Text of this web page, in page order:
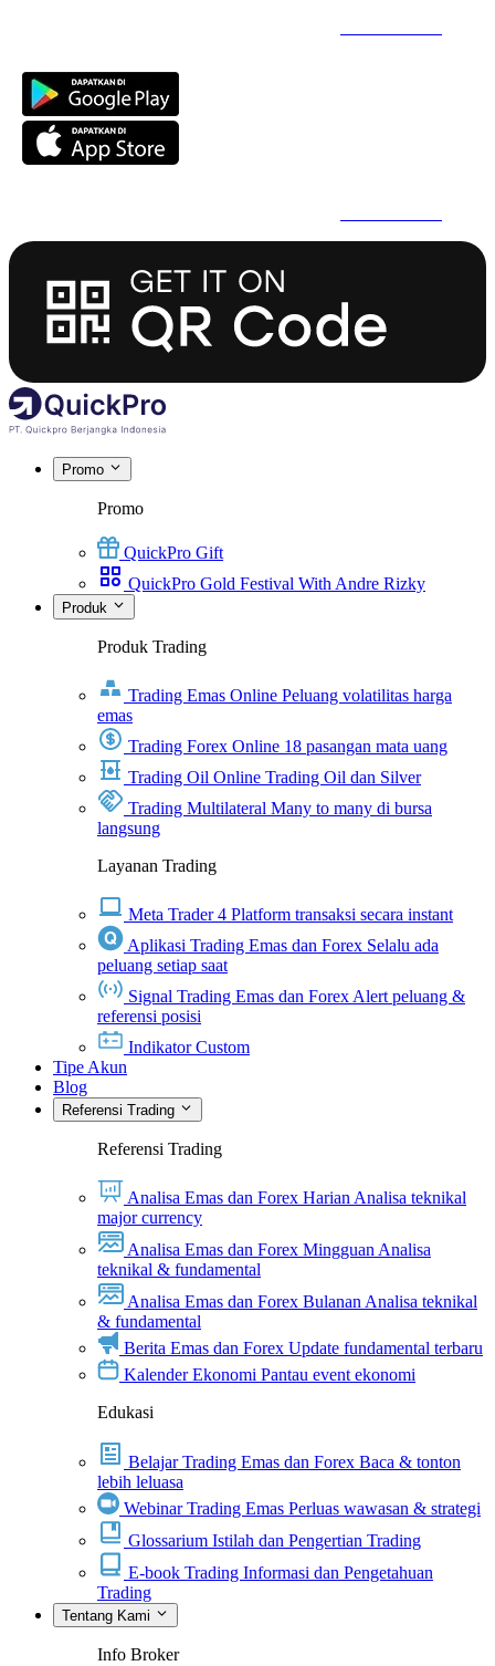
Promo
Promo
QuickPro Gift
QuickPro Gold Festival With Andre Rizky
Produk
Produk Trading
Trading Emas Online Peluang volatilitas harga
emas
Trading Forex Online 18 pasangan mata uang
Trading Oil Online Trading Oil dan Silver
Trading Multilateral Many to many di bursa
langsung
Layanan Trading
Meta Trader 4 Platform transaksi secara instant
Aplikasi Trading Emas dan Forex Selalu ada
peluang setiap saat
Signal Trading Emas dan Forex Alert peluang &
referensi posisi
Indikator Custom
Tipe Akun
Blog
Referensi Trading
Referensi Trading
Analisa Emas dan Forex Harian Analisa teknikal
major currency
Analisa Emas dan Forex Mingguan Analisa
teknikal & fundamental
Analisa Emas dan Forex Bulanan Analisa teknikal
& fundamental
Berita Emas dan Forex Update fundamental terbaru
Kalender Ekonomi Pantau event ekonomi
Edukasi
Belajar Trading Emas dan Forex Baca & tonton
lebih leluasa
Webinar Trading Emas Perluas wawasan & strategi
Glossarium Istilah dan Pengertian Trading
E-book Trading Informasi dan Pengetahuan
Trading
Tentang Kami
Info Broker